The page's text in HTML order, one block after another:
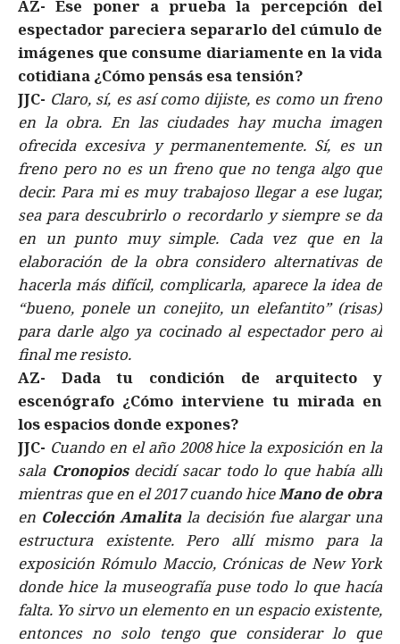
AZ- Ese poner a prueba la percepción del
espectador pareciera separarlo del cúmulo de
imágenes que consume diariamente en la vida
cotidiana ¿Cómo pensás esa tensión?
JJC- Claro, sí, es así como dijiste, es como un freno
en la obra. En las ciudades hay mucha imagen
ofrecida excesiva y permanentemente. Sí, es un
freno pero no es un freno que no tenga algo que
decir. Para mi es muy trabajoso llegar a ese lugar,
sea para descubrirlo o recordarlo y siempre se da
en un punto muy simple. Cada vez que en la
elaboración de la obra considero alternativas de
hacerla más difícil, complicarla, aparece la idea de
“bueno, ponele un conejito, un elefantito” (risas)
para darle algo ya cocinado al espectador pero al
final me resisto.
AZ-
Dada tu condición de arquitecto y
escenógrafo ¿Cómo interviene tu mirada en
los espacios donde expones?
JJC- Cuando en el año 2008 hice la exposición en la
sala Cronopiosdecidí sacar todo lo que había allí
mientras que en el 2017 cuando hiceMano de obra
en Colección Amalitala decisión fue alargar una
estructura existente. Pero allí mismo para la
exposición Rómulo Maccio, Crónicas de New York
donde hice la museografía puse todo lo que hacía
falta. Yo sirvo un elemento en un espacio existente,
entonces no solo tengo que considerar lo que